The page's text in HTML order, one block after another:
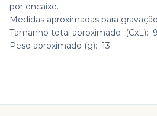
por encaixe.
Medidas aproximadas para gravação
Tamanho total aproximado
(CxL):
Peso aproximado (g): 13